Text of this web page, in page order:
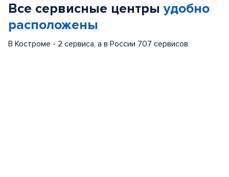
Все сервисные центры удобно
расположены
В Костроме - 2 сервиса, а в России 707 сервисов